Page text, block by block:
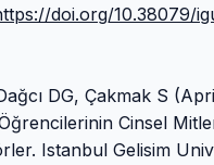
doi.org/10.38079/
DG, Çakmak S
Cinsel
Istanbul Gelisim